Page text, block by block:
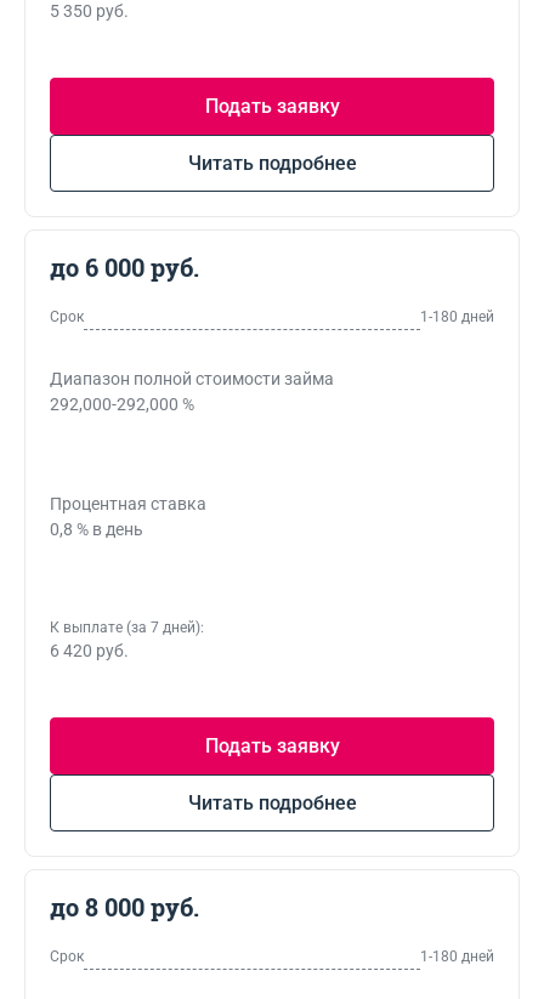
5 350 руб.
Подать заявку
Читать подробнее
до 6 000 руб.
Срок 1-180 дней
Диапазон полной стоимости займа
292,000-292,000 %
Процентная ставка
0,8 % в день
К выплате (за 7 дней):
6 420 руб.
Подать заявку
Читать подробнее
до 8 000 руб.
Срок 1-180 дней